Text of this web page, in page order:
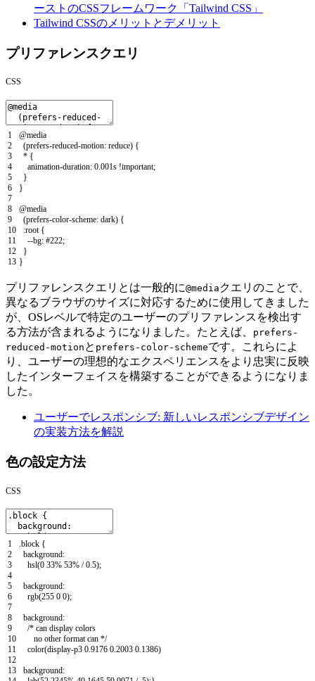
ーストのCSSフレームワーク「Tailwind CSS」
Tailwind CSSのメリットとデメリット
プリファレンスクエリ
CSS
1
2
3
4
5
6
7
8
9
10
11
12
13
@media
(prefers-reduced-motion: reduce) {
* {
animation-duration: 0.001s !important;
}
}
@media
(prefers-color-scheme: dark) {
:root {
--bg: #222;
}
}
プリファレンスクエリとは一般的に@media クエリのことで、
異なるブラウザのサイズに対応するために使用してきました
が、OSレベルで特定のユーザーのプリファレンスを検出す
る方法が含まれるようになりました。たとえば、
prefers-
reduced-motion と prefers-color-schemeです。これらによ
り、ユーザーの理想的なエクスペリエンスをより忠実に反映
したインターフェイスを構築することができるようになりま
した。
ユーザーでレスポンシブ: 新しいレスポンシブデザイン
の実装方法を解説
色の設定方法
CSS
1
2
3
4
5
6
7
8
9
10
11
12
13
.block {
background:
hsl(0 33% 53% / 0.5);
background:
rgb(255 0 0);
background:
/* can display colors
no other format can */
color(display-p3 0.9176 0.2003 0.1386)
background: